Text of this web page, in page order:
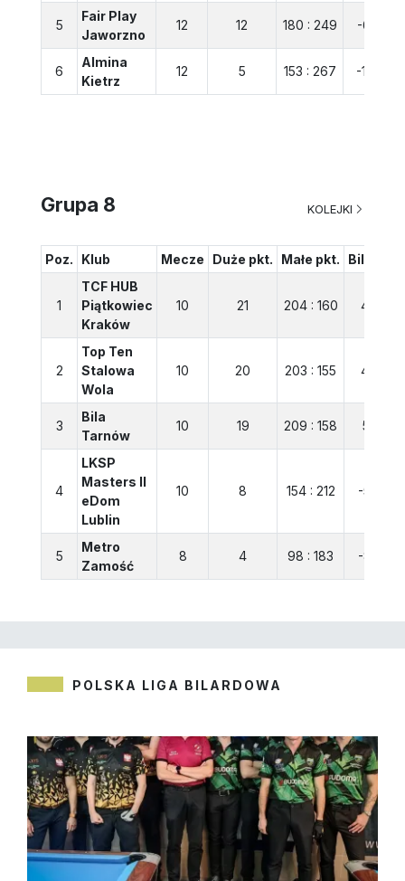
5
Fair Play
Jaworzno
12 12 180 : 249 -69
6
Almina
Kietrz
12 5 153 : 267 -114
Grupa 8 KOLEJKI
Poz. Klub Mecze Duże pkt. Małe pkt. Bilans
1
TCF HUB
Piątkowiec
Kraków
10 21 204 : 160 44
2
Top Ten
Stalowa
Wola
10 20 203 : 155 48
3
Bila
Tarnów
10 19 209 : 158 51
4
LKSP
Masters II
eDom
Lublin
10 8 154 : 212 -58
5
Metro
Zamość
8 4 98 : 183 -85
POLSKA LIGA BILARDOWA